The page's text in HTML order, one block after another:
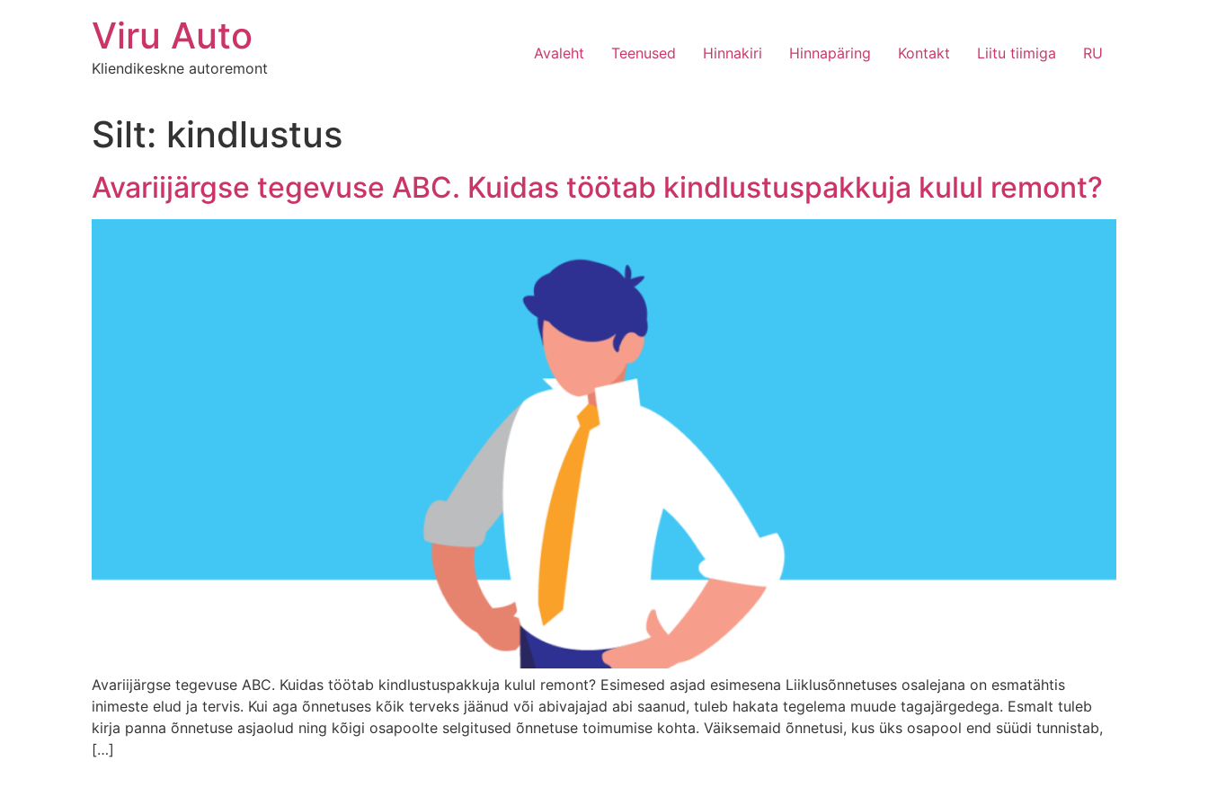
Viru Auto
Kliendikeskne autoremont
Avaleht Teenused Hinnakiri Hinnapäring Kontakt Liitu tiimiga RU
Silt: kindlustus
Avariijärgse tegevuse ABC. Kuidas töötab kindlustuspakkuja kulul remont?
Avariijärgse tegevuse ABC. Kuidas töötab kindlustuspakkuja kulul remont? Esimesed asjad esimesena Liiklusõnnetuses osalejana on esmatähtis
inimeste elud ja tervis. Kui aga õnnetuses kõik terveks jäänud või abivajajad abi saanud, tuleb hakata tegelema muude tagajärgedega. Esmalt tuleb
kirja panna õnnetuse asjaolud ning kõigi osapoolte selgitused õnnetuse toimumise kohta. Väiksemaid õnnetusi, kus üks osapool end süüdi tunnistab,
[…]